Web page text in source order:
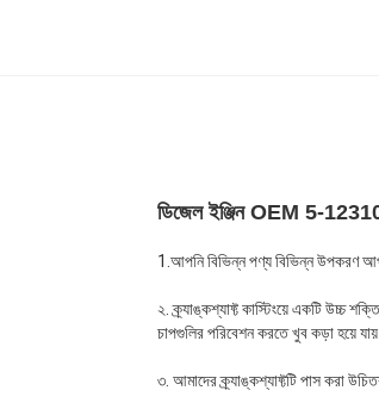
ডিজেল ইঞ্জিন OEM 5-
1.আপনি বিভিন্ন পণ্য বিভিন্ন উপকরণ
২. ক্র্যাঙ্কশ্যাফ্ট কাস্টিংয়ে একটি উচ্চ
চাপগুলির পরিবেশন করতে খুব কড়া হয়ে
৩. আমাদের ক্র্যাঙ্কশ্যাফ্টটি পাস করা উচিত